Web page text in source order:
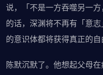
说，「不是一方吞噬另一
的话，深渊将不再有「意
的意识体都将获得真正的自
陈默沉默了。他想起父母